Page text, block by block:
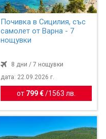
Почивка в Сицилия, със
самолет от Варна - 7
нощувки
8 дни / 7 нощувки
дата: 22.09.2026 г.
от 799 €/ 1563 лв.